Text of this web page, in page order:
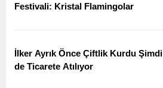
Festivali: Kristal Flamingolar
İlker Ayrık Önce Çiftlik Kurdu Şimdi
de Ticarete Atılıyor